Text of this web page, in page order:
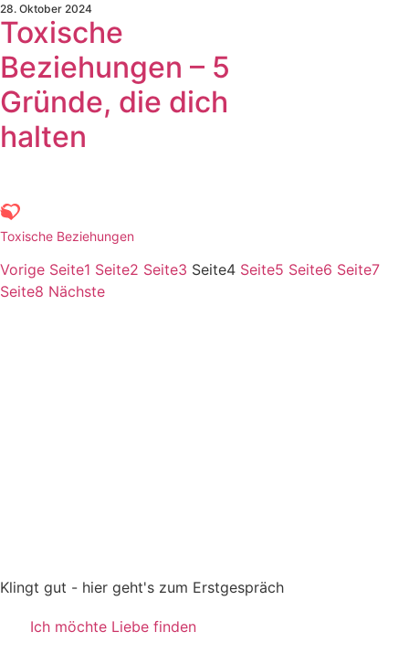
28. Oktober 2024
Toxische
Beziehungen – 5
Gründe, die dich
halten
Toxische Beziehungen
Vorige Seite1 Seite2 Seite3 Seite4 Seite5 Seite6 Seite7
Seite8 Nächste
Klingt gut - hier geht's zum Erstgespräch
Ich möchte Liebe finden